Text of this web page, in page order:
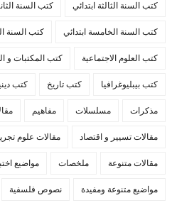
كتب السنة الثالثة ابتدائي كتب السنة
كتب السنة الخامسة ابتدائي كتب السنة
كتب العلوم الاجتماعية كتب المكتبات و
كتب بيبليوغرافيا كتب تاريخ كتب
مذكرات مسلسلات مفاهيم
مقالات تسيير و اقتصاد مقالات علوم
مقالات متنوعة ملخصات مواضيع
مواضيع متنوعة ومفيدة نصوص فلسفية